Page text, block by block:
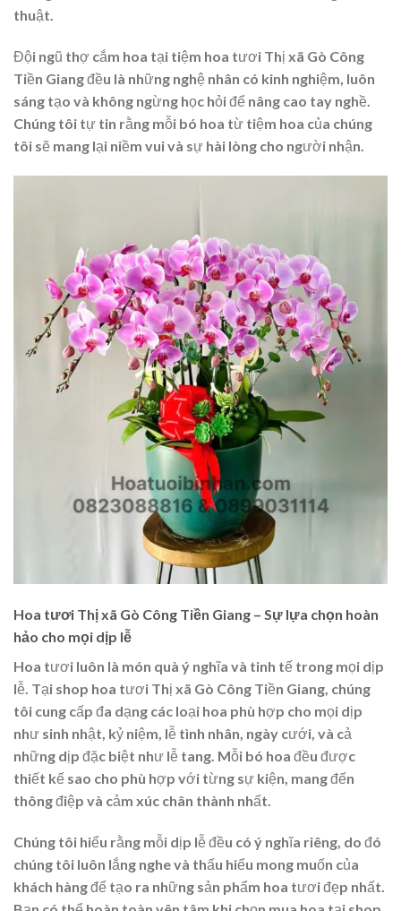
thuật.
Đội ngũ thợ cắm hoa tại tiệm hoa tươi Thị xã Gò Công
Tiền Giang đều là những nghệ nhân có kinh nghiệm, luôn
sáng tạo và không ngừng học hỏi để nâng cao tay nghề.
Chúng tôi tự tin rằng mỗi bó hoa từ tiệm hoa của chúng
tôi sẽ mang lại niềm vui và sự hài lòng cho người nhận.
Hoa tươi Thị xã Gò Công Tiền Giang – Sự lựa chọn hoàn
hảo cho mọi dịp lễ
Hoa tươi luôn là món quà ý nghĩa và tinh tế trong mọi dịp
lễ. Tại shop hoa tươi Thị xã Gò Công Tiền Giang, chúng
tôi cung cấp đa dạng các loại hoa phù hợp cho mọi dịp
như sinh nhật, kỷ niệm, lễ tình nhân, ngày cưới, và cả
những dịp đặc biệt như lễ tang. Mỗi bó hoa đều được
thiết kế sao cho phù hợp với từng sự kiện, mang đến
thông điệp và cảm xúc chân thành nhất.
Chúng tôi hiểu rằng mỗi dịp lễ đều có ý nghĩa riêng, do đó
chúng tôi luôn lắng nghe và thấu hiểu mong muốn của
khách hàng để tạo ra những sản phẩm hoa tươi đẹp nhất.